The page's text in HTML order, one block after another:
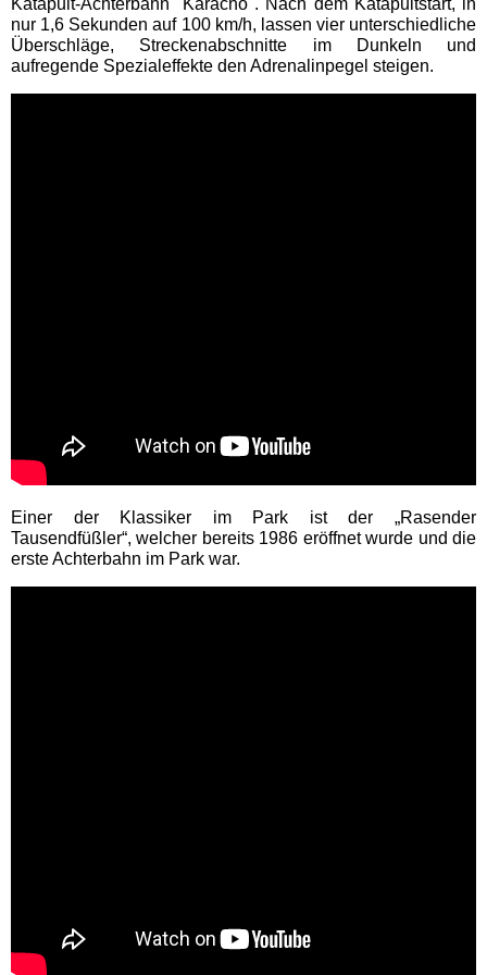
Movie Park Germany
Freizeitparks
Eifelpark
Wild- & Freizeitpark Klotten
Schwimmbäder
Katapult-Achterbahn "Karacho". Nach dem Katapultstart, in
nur 1,6 Sekunden auf 100 km/h, lassen vier unterschiedliche
Überschläge, Streckenabschnitte im Dunkeln und
aufregende Spezialeffekte den Adrenalinpegel steigen.
Einer der Klassiker im Park ist der „Rasender
Tausendfüßler“, welcher bereits 1986 eröffnet wurde und die
erste Achterbahn im Park war.